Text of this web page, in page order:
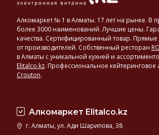
Алкомаркет № 1 в Алматы. 17 лет на рынке. В
более 3000 наименований. Лучшие цены.
качества. Сертифицированный товар. Прямые
от производителей. Собственный ресторан
в Алматы с уникальной кухней и
Elitalco.kz. Профессиональное кейтеринговое
Crouton.
Алкомаркет Elitalco.kz
г. Алматы, ул. Ади Шарипова, 38